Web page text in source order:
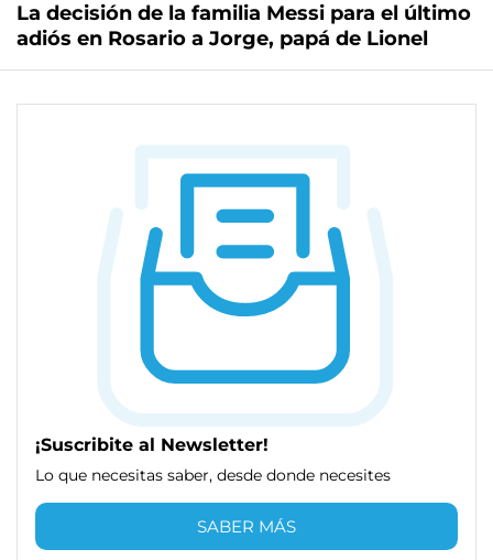
La decisión de la familia Messi para el último
adiós en Rosario a Jorge, papá de Lionel
¡Suscribite al Newsletter!
Lo que necesitas saber, desde donde necesites
SABER MÁS